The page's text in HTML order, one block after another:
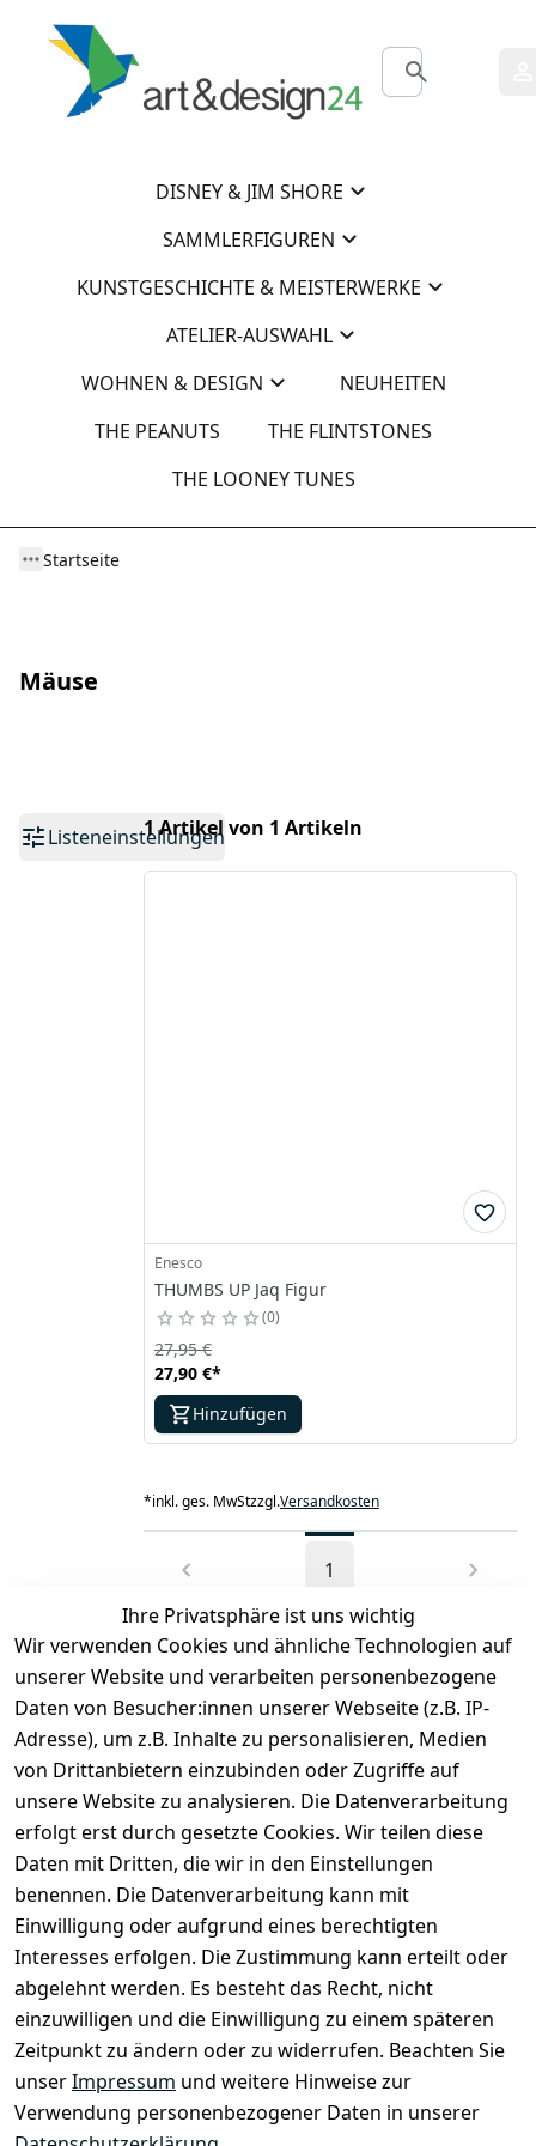
DISNEY & JIM SHORE
SAMMLERFIGUREN
KUNSTGESCHICHTE & MEISTERWERKE
ATELIER-AUSWAHL
WOHNEN & DESIGN
NEUHEITEN
THE PEANUTS
THE FLINTSTONES
THE LOONEY TUNES
Startseite
Mäuse
Listeneinstellungen1 Artikel von 1 Artikeln
Enesco
THUMBS UP Jaq Figur
0
27,90 €*
27,95 €
Hinzufügen
*inkl. ges. MwStzzgl.Versandkosten
1
Ihre Privatsphäre ist uns wichtig
Wir verwenden Cookies und ähnliche Technologien auf
unserer Website und verarbeiten personenbezogene
Daten von Besucher:innen unserer Webseite (z.B. IP-
Adresse), um z.B. Inhalte zu personalisieren, Medien
von Drittanbietern einzubinden oder Zugriffe auf
unsere Website zu analysieren. Die Datenverarbeitung
erfolgt erst durch gesetzte Cookies. Wir teilen diese
Daten mit Dritten, die wir in den Einstellungen
benennen. Die Datenverarbeitung kann mit
Einwilligung oder aufgrund eines berechtigten
Interesses erfolgen. Die Zustimmung kann erteilt oder
abgelehnt werden. Es besteht das Recht, nicht
einzuwilligen und die Einwilligung zu einem späteren
Zeitpunkt zu ändern oder zu widerrufen. Beachten Sie
unserImpressum und weitere Hinweise zur
Verwendung personenbezogener Daten in unserer
Rechtliches
Impressum
AGB
Datenschutze
rklärung
Widerrufsbe
lehrung
Muster-
Widerrufsfo
rmular
Barrierefreihe
itserklärung
Kontakt
Kontakt
Registrieren